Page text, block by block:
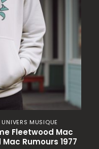
UNIVERS MUSIQUE
Fleetwood Mac
Rumours 1977